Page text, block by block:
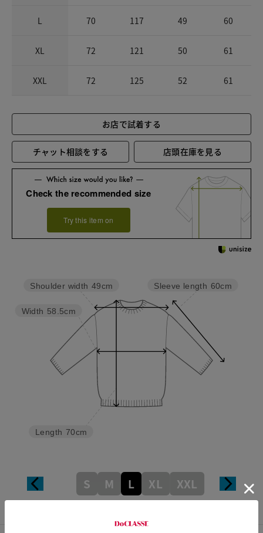
L 70 117 49 60
XL 72 121 50 61
XXL 72 125 52 61
お店で試着する
チャット相談をする 店頭在庫を見る
Check the recommended size
Try this item on
Sleeve length 60cm
Length 70cm
Width 58.5cm
Shoulder width 49cm
S M L XL XXL